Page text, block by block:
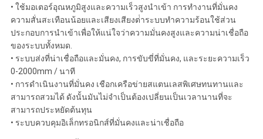
• ใช้มอเตอร์อุณหภูมิสูงและความเร็วสูงนําเข้า การทํางานที่มั่นคง
ความสั่นสะเทือนน้อยและเสียงเสียงต่ําระบบทําความร้อนใช้ส่วน
ประกอบการนําเข้าเพื่อให้แน่ใจว่าความมั่นคงสูงและความน่าเชื่อถือ
ของระบบทั้งหมด.
• ระบบส่งที่น่าเชื่อถือและมั่นคง, การขับขี่ที่มั่นคง, และระยะความเร็ว
0-2000mm / นาที
• การดําเนินงานที่มั่นคง เชือกเครือข่ายสแตนเลสพิเศษทนทานและ
สามารถสวมได้ ดังนั้นมันไม่จําเป็นต้องเปลี่ยนเป็นเวลานานที่จะ
สามารถประหยัดต้นทุน
• ระบบควบคุมอิเล็กทรอนิกส์ที่มั่นคงและน่าเชื่อถือ